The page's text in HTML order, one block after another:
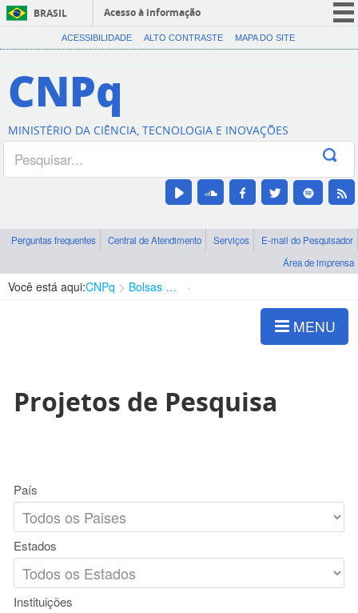
BRASIL
Acesso à informação
CORONAVÍRUS (COVID-19)
Canais
ACESSIBILIDADE ALTO CONTRASTE MAPA DO SITE
CNPq
MINISTÉRIO DA CIÊNCIA, TECNOLOGIA E INOVAÇÕES
Perguntas frequentes Central de Atendimento Serviços
E-mail do Pesquisador
Área de imprensa
Você está aqui:CNPq Bolsas e Auxílios Vigentes
MENU
Projetos de Pesquisa
País
Estados
Instituições